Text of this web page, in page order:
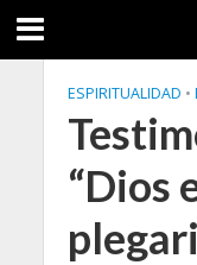
ESPIRITUALIDAD •
“Dios